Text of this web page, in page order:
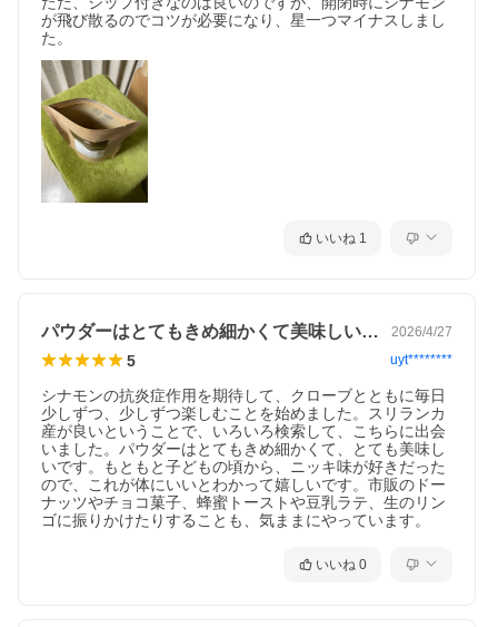
この商品は送料無料
ポスト投函のメール便
※日時指定・代金引換はご利用できません。
・同梱のご注文がある場合は、備考欄に「同梱あり」とご記入く
が飛び散るのでコツが必要になり、星一つマイナスしまし
た。
いいね 1
パウダーはとてもきめ細かくて美味しいです 2026/4/27
5 uyt********
シナモンの抗炎症作用を期待して、クローブとともに毎日
少しずつ、少しずつ楽しむことを始めました。スリランカ
産が良いということで、いろいろ検索して、こちらに出会
いました。パウダーはとてもきめ細かくて、とても美味し
いです。もともと子どもの頃から、ニッキ味が好きだった
ので、これが体にいいとわかって嬉しいです。市販のドー
ナッツやチョコ菓子、蜂蜜トーストや豆乳ラテ、生のリン
ゴに振りかけたりすることも、気ままにやっています。
いいね 0